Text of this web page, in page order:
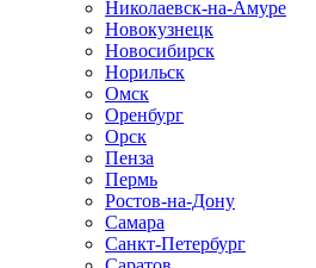
Николаевск-на-Амуре
Новокузнецк
Новосибирск
Норильск
Омск
Оренбург
Орск
Пенза
Пермь
Ростов-на-Дону
Самара
Санкт-Петербург